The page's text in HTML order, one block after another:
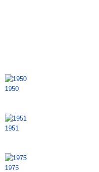
1950
1951
1975